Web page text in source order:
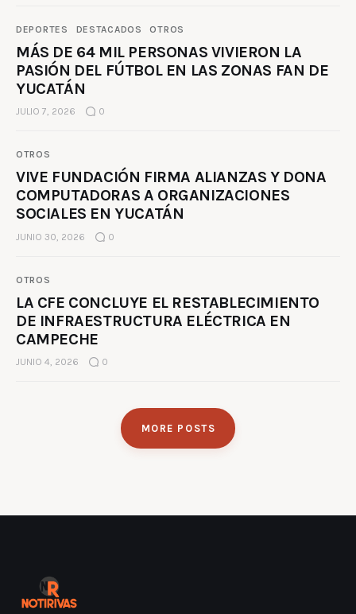
DEPORTES DESTACADOS OTROS
MÁS DE 64 MIL PERSONAS VIVIERON LA
PASIÓN DEL FÚTBOL EN LAS ZONAS FAN DE
YUCATÁN
JULIO 7, 2026 0
OTROS
VIVE FUNDACIÓN FIRMA ALIANZAS Y DONA
COMPUTADORAS A ORGANIZACIONES
SOCIALES EN YUCATÁN
JUNIO 30, 2026 0
OTROS
LA CFE CONCLUYE EL RESTABLECIMIENTO
DE INFRAESTRUCTURA ELÉCTRICA EN
CAMPECHE
JUNIO 4, 2026 0
MORE POSTS